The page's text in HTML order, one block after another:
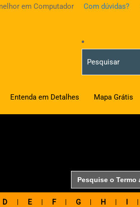
em Computador Com dúvidas?
Entenda em Detalhes Mapa Grátis
Search
for:
D E F G H I